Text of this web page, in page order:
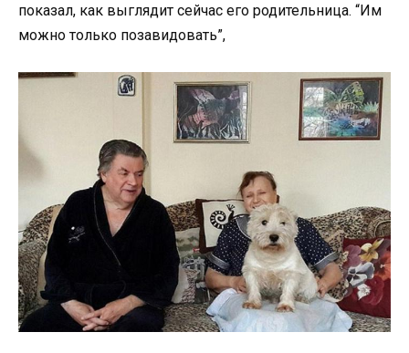
показал, как выглядит сейчас его родительница. “Им
можно только позавидовать”,